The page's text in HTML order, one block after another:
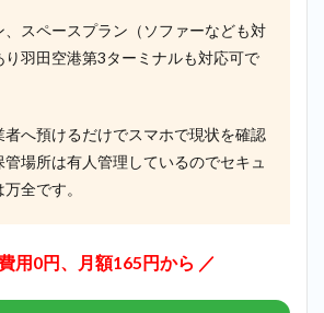
、スペースプラン（ソファーなども対
り羽田空港第3ターミナルも対応可で
者へ預けるだけでスマホで現状を確認
管場所は有人管理しているのでセキュ
全です。
用0円、月額165円から ／